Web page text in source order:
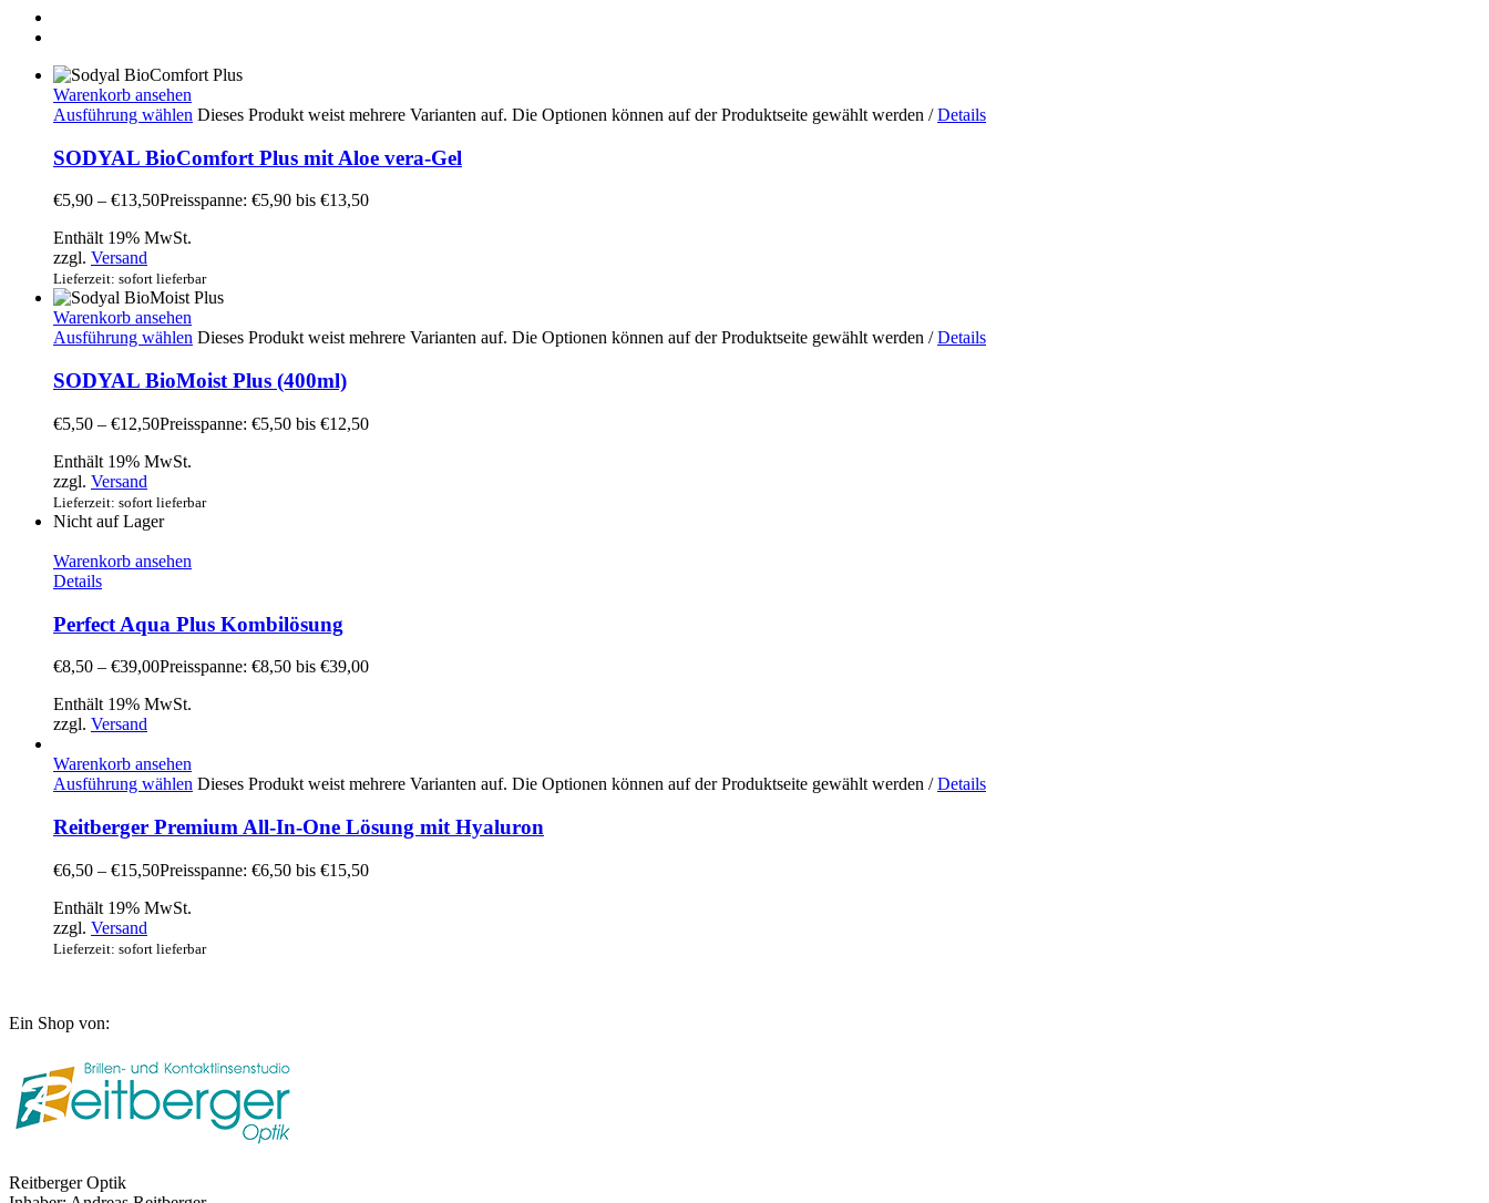
Warenkorb ansehen
Ausführung wählen Dieses Produkt weist mehrere Varianten auf. Die Optionen können auf der Produktseite gewählt werden / Details
SODYAL BioComfort Plus mit Aloe vera-Gel
€5,90 – €13,50Preisspanne: €5,90 bis €13,50
Enthält 19% MwSt.
zzgl. Versand
Lieferzeit: sofort lieferbar
Warenkorb ansehen
Ausführung wählen Dieses Produkt weist mehrere Varianten auf. Die Optionen können auf der Produktseite gewählt werden / Details
SODYAL BioMoist Plus (400ml)
€5,50 – €12,50Preisspanne: €5,50 bis €12,50
Enthält 19% MwSt.
zzgl. Versand
Lieferzeit: sofort lieferbar
Nicht auf Lager
Warenkorb ansehen
Details
Perfect Aqua Plus Kombilösung
€8,50 – €39,00Preisspanne: €8,50 bis €39,00
Enthält 19% MwSt.
zzgl. Versand
Warenkorb ansehen
Ausführung wählen Dieses Produkt weist mehrere Varianten auf. Die Optionen können auf der Produktseite gewählt werden / Details
Reitberger Premium All-In-One Lösung mit Hyaluron
€6,50 – €15,50Preisspanne: €6,50 bis €15,50
Enthält 19% MwSt.
zzgl. Versand
Lieferzeit: sofort lieferbar
Ein Shop von:
Reitberger Optik